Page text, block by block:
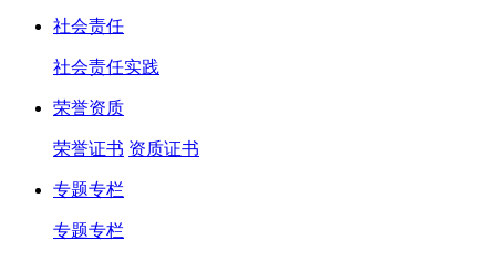
社会责任
社会责任实践
荣誉资质
荣誉证书 资质证书
专题专栏
专题专栏